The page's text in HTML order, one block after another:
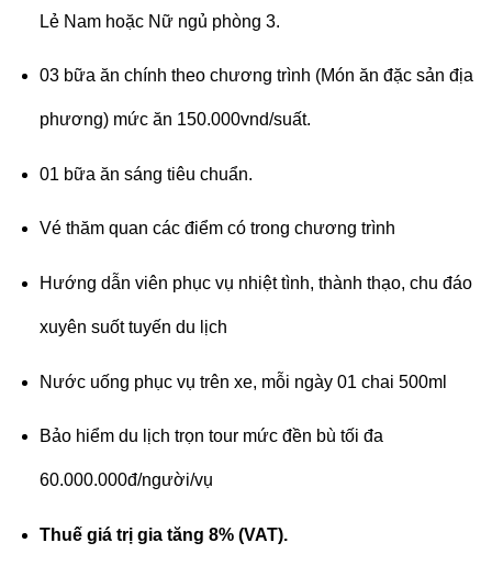
Lẻ Nam hoặc Nữ ngủ phòng 3.
03 bữa ăn chính theo chương trình (Món ăn đặc sản địa
phương) mức ăn 150.000vnd/suất.
01 bữa ăn sáng tiêu chuẩn.
Vé thăm quan các điểm có trong chương trình
Hướng dẫn viên phục vụ nhiệt tình, thành thạo, chu đáo
xuyên suốt tuyến du lịch
Nước uống phục vụ trên xe, mỗi ngày 01 chai 500ml
Bảo hiểm du lịch trọn tour mức đền bù tối đa
60.000.000đ/người/vụ
Thuế giá trị gia tăng 8% (VAT).